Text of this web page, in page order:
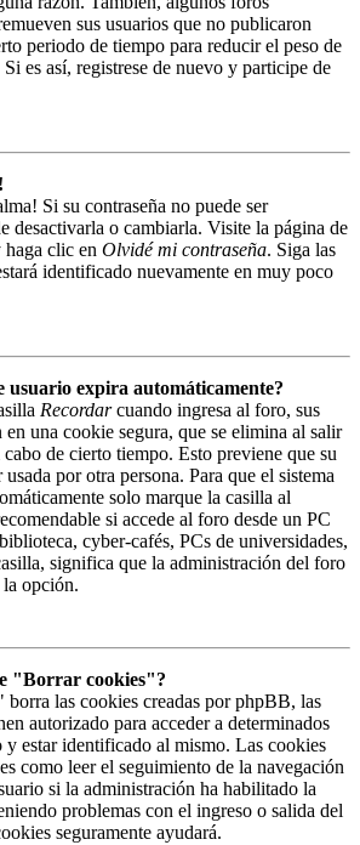
sus usuarios que no publicaron
periodo de tiempo para reducir el peso de
Si es así, registrese de nuevo y participe de
Si su contraseña no puede ser
desactivarla o cambiarla. Visite la página de
clic en Olvidé mi contraseña. Siga las
identificado nuevamente en muy poco
usuario expira automáticamente?
Recordarcuando ingresa al foro, sus
en una cookie segura, que se elimina al salir
de cierto tiempo. Esto previene que su
usada por otra persona. Para que el sistema
solo marque la casilla al
si accede al foro desde un PC
cyber-cafés, PCs de universidades,
significa que la administración del foro
opción.
"Borrar cookies"?
las cookies creadas por phpBB, las
autorizado para acceder a determinados
y estar identificado al mismo. Las cookies
como leer el seguimiento de la navegación
si la administración ha habilitado la
problemas con el ingreso o salida del
seguramente ayudará.